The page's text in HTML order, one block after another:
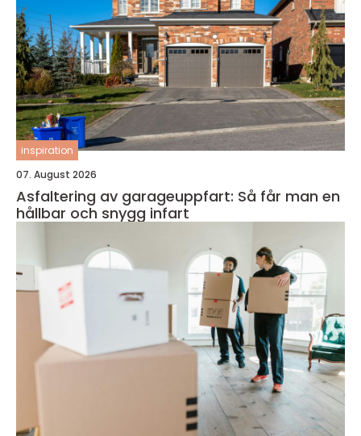
inspiration
07. August 2026
Asfaltering av garageuppfart: Så får man en
hållbar och snygg infart